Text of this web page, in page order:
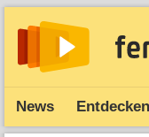
News Entdecken